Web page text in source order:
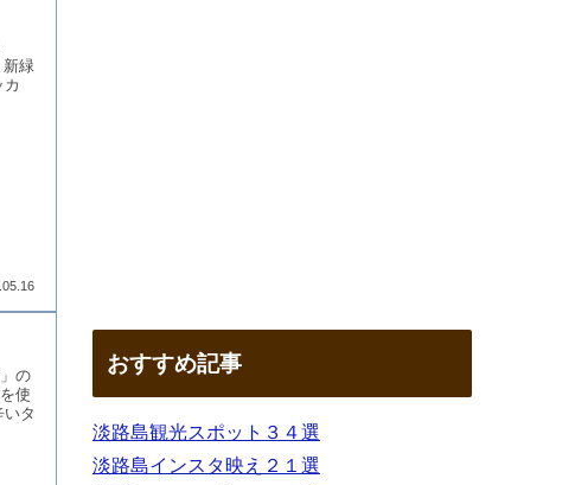
新緑
の
使
タ
おすすめ記事
淡路島観光スポット３４選
淡路島インスタ映え２１選